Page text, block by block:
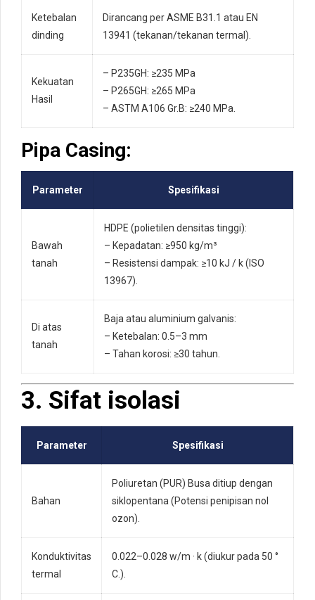
Ketebalan
dinding
Dirancang per ASME B31.1 atau EN
13941 (tekanan/tekanan termal).
Kekuatan
Hasil
– P235GH: ≥235 MPa
– P265GH: ≥265 MPa
– ASTM A106 Gr.B: ≥240 MPa.
Pipa Casing:
Parameter Spesifikasi
Bawah
tanah
HDPE (polietilen densitas tinggi):
– Kepadatan: ≥950 kg/m³
– Resistensi dampak: ≥10 kJ / k (ISO
13967).
Di atas
tanah
Baja atau aluminium galvanis:
– Ketebalan: 0.5–3 mm
– Tahan korosi: ≥30 tahun.
3. Sifat isolasi
Parameter Spesifikasi
Bahan
Poliuretan (PUR) Busa ditiup dengan
siklopentana (Potensi penipisan nol
ozon).
Konduktivitas
termal
0.022–0.028 w/m · k (diukur pada 50 °
C.).